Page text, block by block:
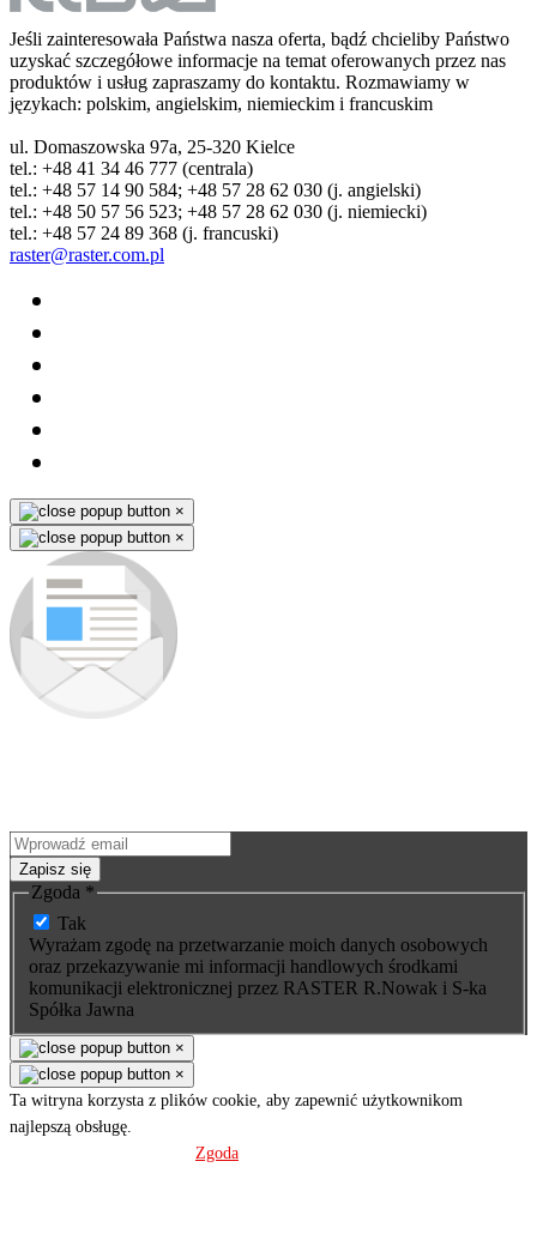
Jeśli zainteresowała Państwa nasza oferta, bądź chcieliby Państwo
uzyskać szczegółowe informacje na temat oferowanych przez nas
produktów i usług zapraszamy do kontaktu. Rozmawiamy w
językach: polskim, angielskim, niemieckim i francuskim
ul. Domaszowska 97a, 25-320 Kielce
tel.: +48 41 34 46 777 (centrala)
tel.: +48 57 14 90 584; +48 57 28 62 030 (j. angielski)
tel.: +48 50 57 56 523; +48 57 28 62 030 (j. niemiecki)
tel.: +48 57 24 89 368 (j. francuski)
raster@raster.com.pl
×
×
Zapisz się
Zgoda *
Tak
Wyrażam zgodę na przetwarzanie moich danych osobowych
oraz przekazywanie mi informacji handlowych środkami
komunikacji elektronicznej przez RASTER R.Nowak i S-ka
Spółka Jawna
×
×
Ta witryna korzysta z plików cookie, aby zapewnić użytkownikom
najlepszą obsługę.
Zgoda